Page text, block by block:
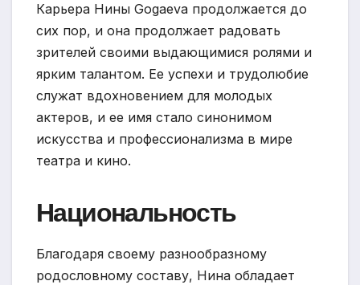
Карьера Нины Gogaeva продолжается до
сих пор, и она продолжает радовать
зрителей своими выдающимися ролями и
ярким талантом. Ее успехи и трудолюбие
служат вдохновением для молодых
актеров, и ее имя стало синонимом
искусства и профессионализма в мире
театра и кино.
Национальность
Благодаря своему разнообразному
родословному составу, Нина обладает